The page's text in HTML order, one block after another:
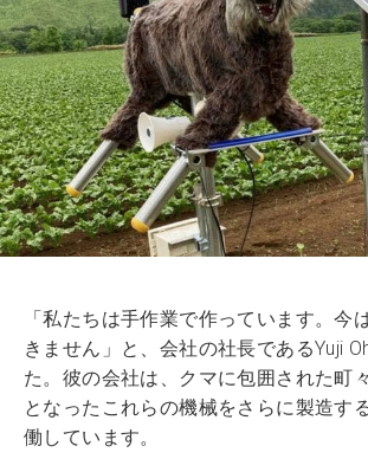
「私たちは手作業で作っています。今
きません」と、会社の社長であるYuji
た。彼の会社は、クマに包囲された町
となったこれらの機械をさらに製造す
働しています。